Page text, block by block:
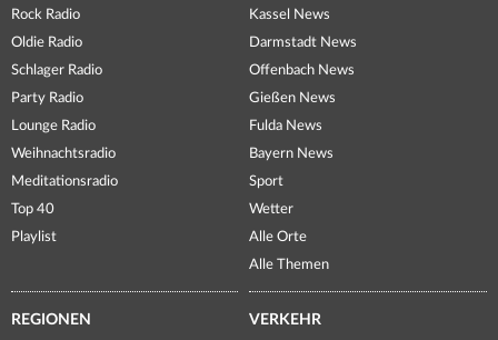
Rock Radio
Oldie Radio
Schlager Radio
Party Radio
Lounge Radio
Weihnachtsradio
Meditationsradio
Top 40
Playlist
Kassel News
Darmstadt News
Offenbach News
Gießen News
Fulda News
Bayern News
Sport
Wetter
Alle Orte
Alle Themen
REGIONEN VERKEHR